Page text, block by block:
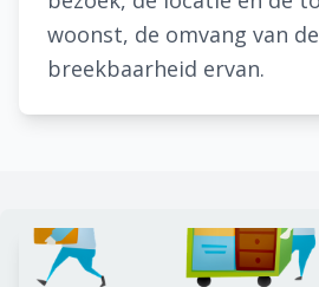
woonst, de omvang van
breekbaarheid ervan.